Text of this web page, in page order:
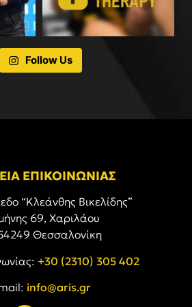
Follow Us
ΕΠΙΚΟΙΝΩΝΙΑΣ
“Κλεάνθης Βικελίδης”
69, Χαριλάου
Θεσσαλονίκη
+30 (2310) 305 402
info@aris.gr